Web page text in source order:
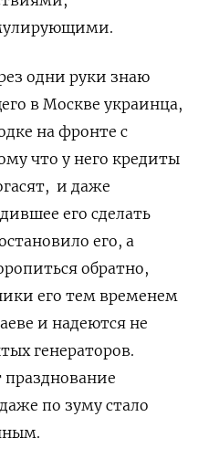
одни руки знаю
в Москве украинца,
на фронте с
что у него кредиты
и даже
его сделать
его, а
обратно,
его тем временем
и надеются не
генераторов.
празднование
по зуму стало